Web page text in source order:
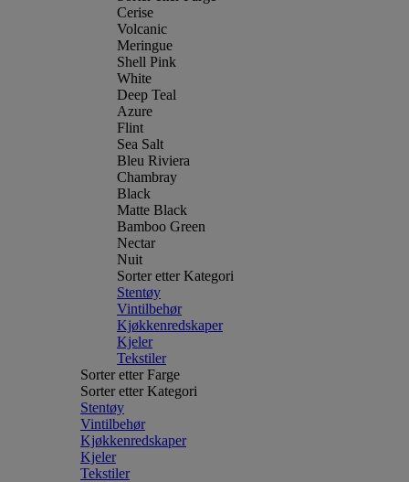
Cerise
Volcanic
Meringue
Shell Pink
White
Deep Teal
Azure
Flint
Sea Salt
Bleu Riviera
Chambray
Black
Matte Black
Bamboo Green
Nectar
Nuit
Sorter etter Kategori
Stentøy
Vintilbehør
Kjøkkenredskaper
Kjeler
Tekstiler
Sorter etter Farge
Sorter etter Kategori
Stentøy
Vintilbehør
Kjøkkenredskaper
Kjeler
Tekstiler